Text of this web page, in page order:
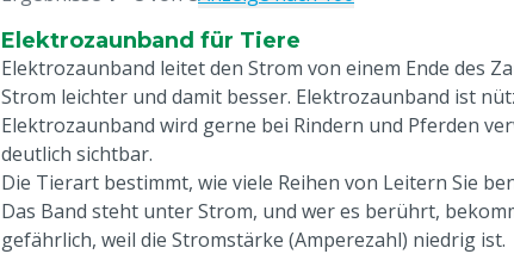
Elektrozaunband für Tiere
Elektrozaunband leitet den Strom von einem Ende des
Strom leichter und damit besser. Elektrozaunband ist
Elektrozaunband wird gerne bei Rindern und Pferden
deutlich sichtbar.
Die Tierart bestimmt, wie viele Reihen von Leitern Sie
Das Band steht unter Strom, und wer es berührt,
gefährlich, weil die Stromstärke (Amperezahl) niedrig ist.